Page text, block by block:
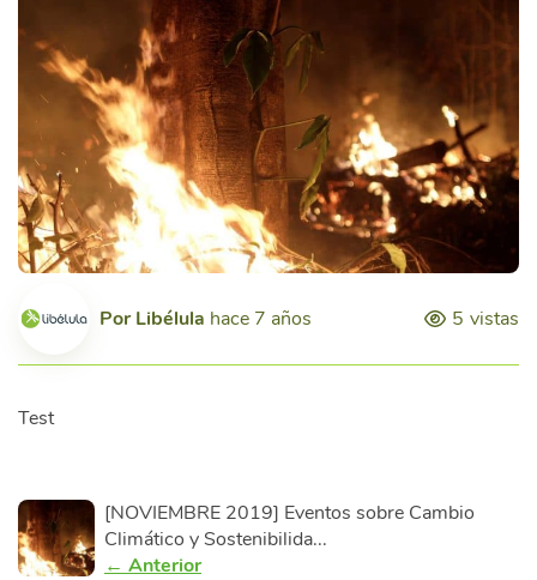
PorLibélula hace 7 años 5 vistas
Test
[NOVIEMBRE 2019] Eventos sobre Cambio
Climático y Sostenibilida...
← Anterior